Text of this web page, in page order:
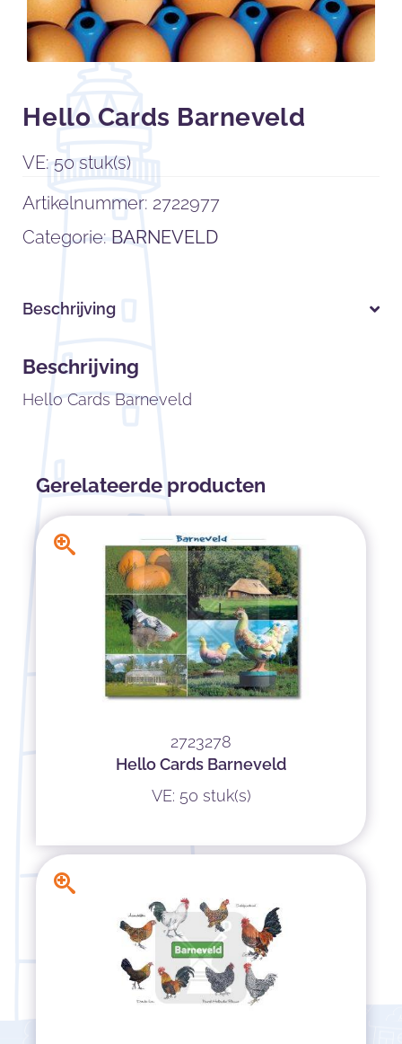
Hello Cards Barneveld
VE: 50 stuk(s)
Artikelnummer: 2722977
Categorie: BARNEVELD
Beschrijving
Beschrijving
Hello Cards Barneveld
Gerelateerde producten
2723278
Hello Cards Barneveld
VE: 50 stuk(s)